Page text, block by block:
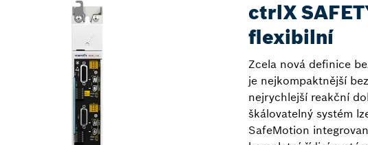
ctrlX
flexibilní
Zcela nová definice
je nejkompaktnější
nejrychlejší reakční
škálovatelný systém
SafeMotion